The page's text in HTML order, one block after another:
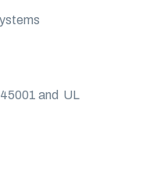
and UL